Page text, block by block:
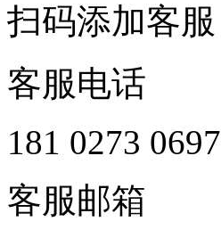
扫码添加客服
客服电话
181 0273 0697
客服邮箱